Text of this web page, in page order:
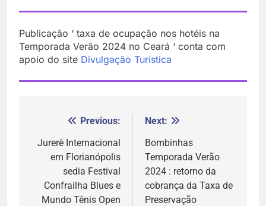
Publicação ‘ taxa de ocupação nos hotéis na
Temporada Verão 2024 no Ceará ‘ conta com
apoio do site Divulgação Turística
Navegação
de
Previous:
Jurerê Internacional
em Florianópolis
sedia Festival
Confrailha Blues e
Mundo Tênis Open
Next:
Bombinhas
Temporada Verão
2024 : retorno da
cobrança da Taxa de
Preservação